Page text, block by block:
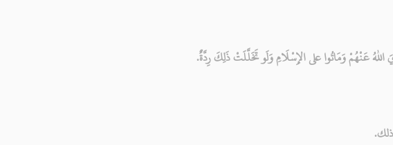
عَنْهُمْ وَمَاتُوا على الإِسْلَامِ وَلَو تَخَلَّلَتْ ذَلِكَ رِدَّةٌ.